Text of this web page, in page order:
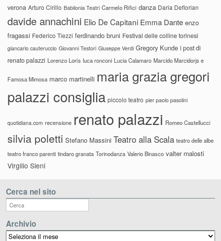
verona Arturo Cirillo Babilonia Teatri Carmelo Rifici danza Daria Deflorian
davide annachini Elio De Capitani Emma Dante enzo
fragassi Federico Tiezzi ferdinando bruni Festival delle colline torinesi
giancarlo cauteruccio Giovanni Testori Giuseppe Verdi Gregory Kunde i post di
renato palazzi Lorenzo Loris luca ronconi Lucia Calamaro Marcido Marcidorjs e
Famosa Mimosa marco martinelli maria grazia gregori
palazzi consiglia piccolo teatro pier paolo pasolini
quotidiana.com recensione renato palazzi Romeo Castellucci
silvia poletti Stefano Massini Teatro alla Scala teatro delle albe
teatro franco parenti tindaro granata Torinodanza Valerio Binasco valter malosti
Virgilio Sieni
Cerca nel sito
Archivio
Archivio